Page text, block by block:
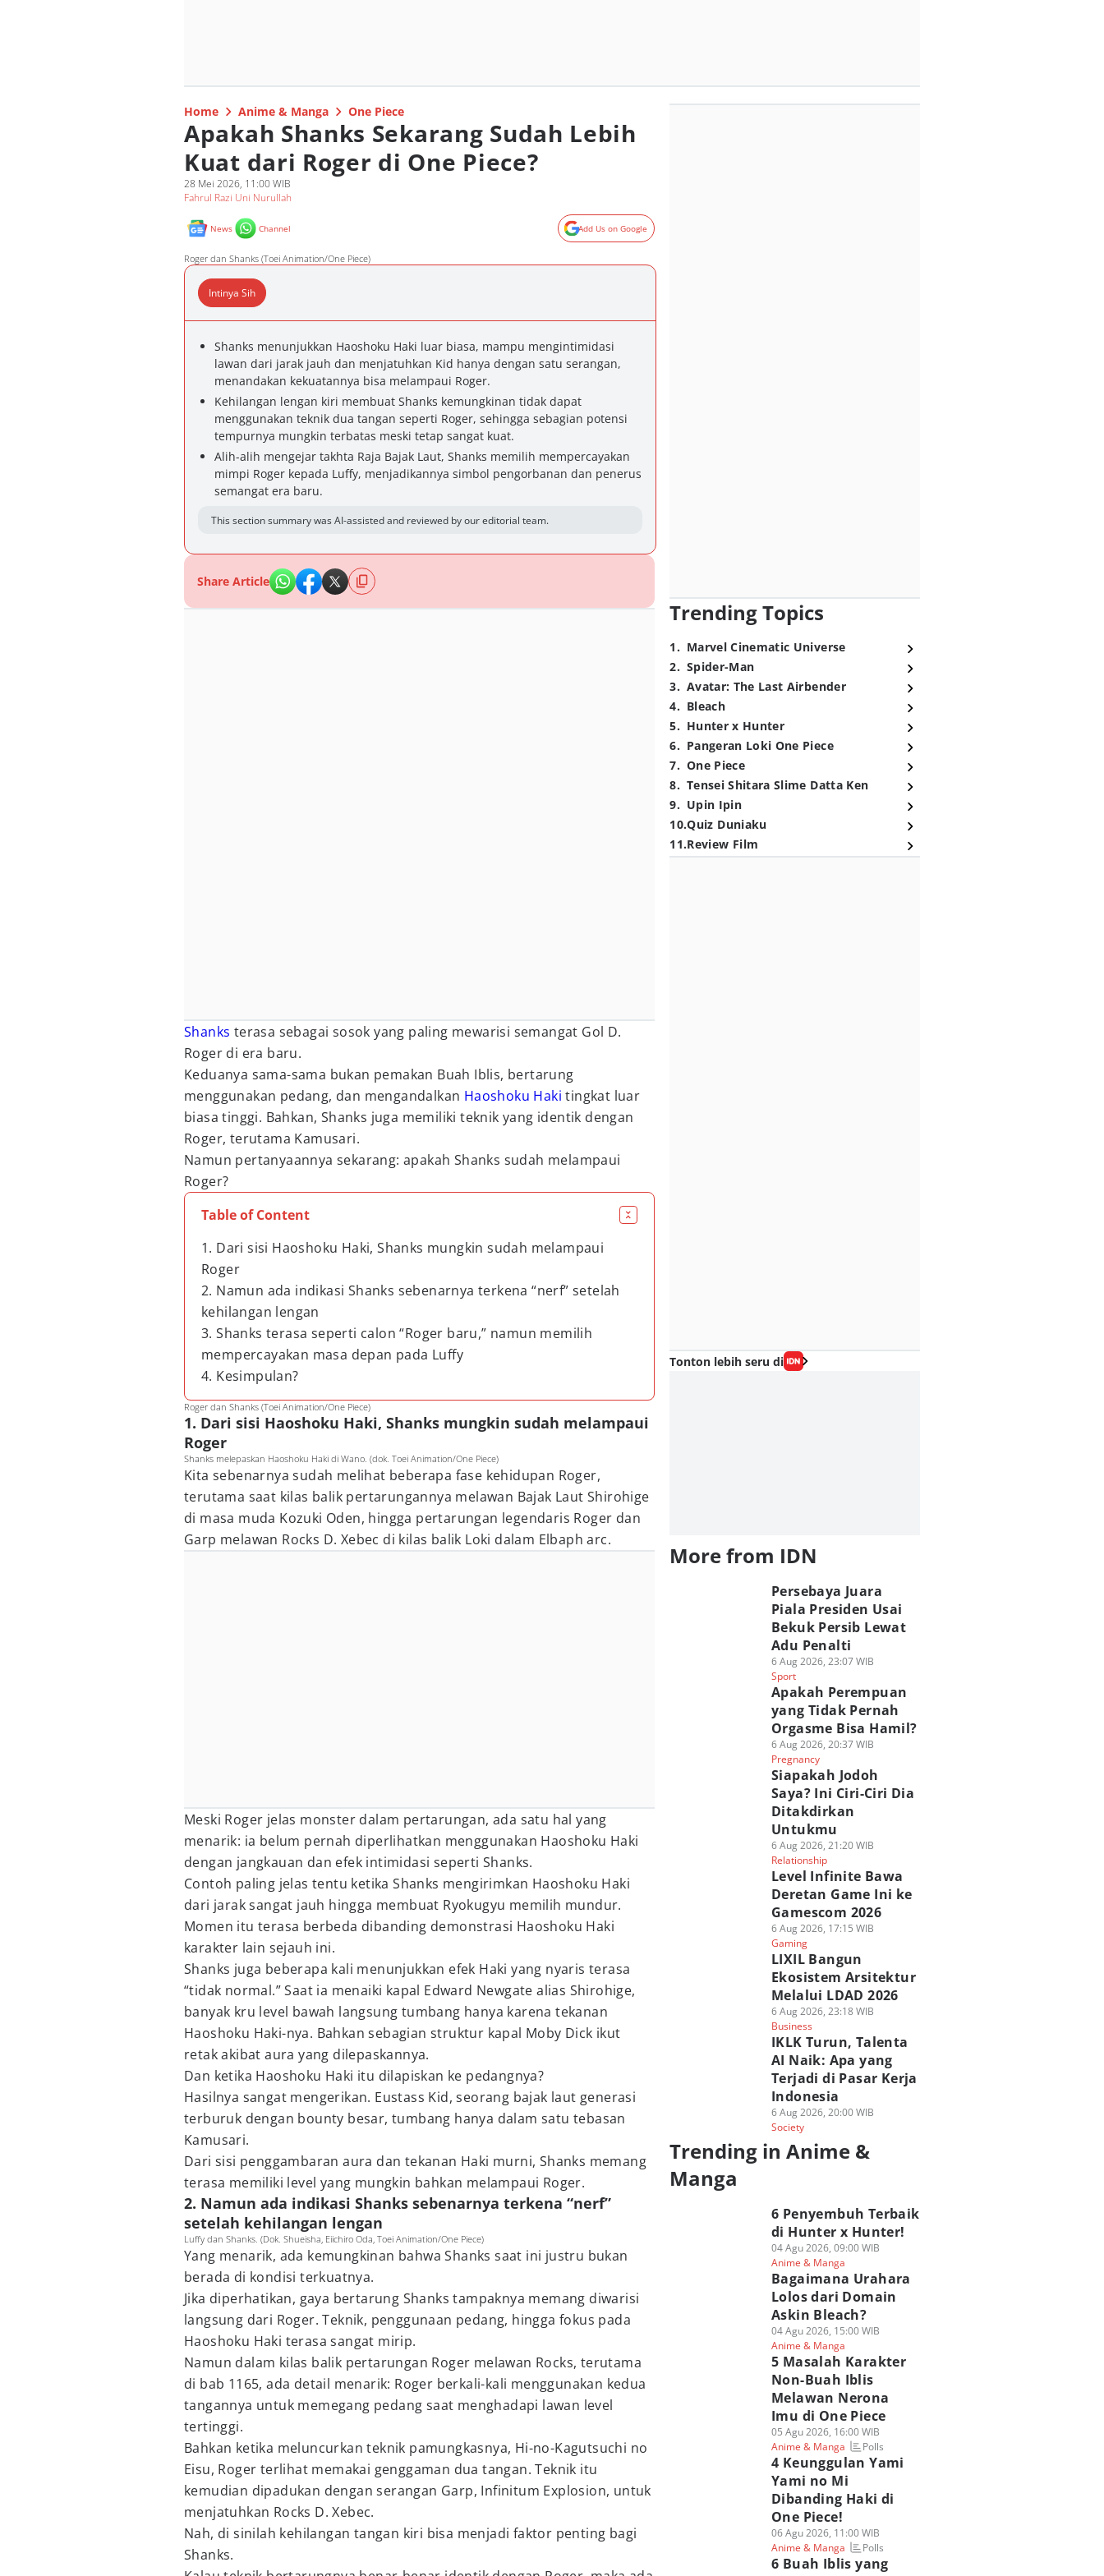
Home Anime & Manga One Piece
Apakah Shanks Sekarang Sudah Lebih
Kuat dari Roger di One Piece?
28 Mei 2026, 11:00 WIB
Fahrul Razi Uni Nurullah
News Channel Add Us on Google
Roger dan Shanks (Toei Animation/One Piece)
Intinya Sih
Shanks menunjukkan Haoshoku Haki luar biasa, mampu mengintimidasi
lawan dari jarak jauh dan menjatuhkan Kid hanya dengan satu serangan,
menandakan kekuatannya bisa melampaui Roger.
Kehilangan lengan kiri membuat Shanks kemungkinan tidak dapat
menggunakan teknik dua tangan seperti Roger, sehingga sebagian potensi
tempurnya mungkin terbatas meski tetap sangat kuat.
Alih-alih mengejar takhta Raja Bajak Laut, Shanks memilih mempercayakan
mimpi Roger kepada Luffy, menjadikannya simbol pengorbanan dan penerus
semangat era baru.
This section summary was AI-assisted and reviewed by our editorial team.
Share Article
Shanks terasa sebagai sosok yang paling mewarisi semangat Gol D.
Roger di era baru.
Keduanya sama-sama bukan pemakan Buah Iblis, bertarung
menggunakan pedang, dan mengandalkan Haoshoku Haki tingkat luar
biasa tinggi. Bahkan, Shanks juga memiliki teknik yang identik dengan
Roger, terutama Kamusari.
Namun pertanyaannya sekarang: apakah Shanks sudah melampaui
Roger?
Table of Content
1. Dari sisi Haoshoku Haki, Shanks mungkin sudah melampaui
Roger
2. Namun ada indikasi Shanks sebenarnya terkena “nerf” setelah
kehilangan lengan
3. Shanks terasa seperti calon “Roger baru,” namun memilih
mempercayakan masa depan pada Luffy
4. Kesimpulan?
Roger dan Shanks (Toei Animation/One Piece)
1. Dari sisi Haoshoku Haki, Shanks mungkin sudah melampaui
Roger
Shanks melepaskan Haoshoku Haki di Wano. (dok. Toei Animation/One Piece)
Kita sebenarnya sudah melihat beberapa fase kehidupan Roger,
terutama saat kilas balik pertarungannya melawan Bajak Laut Shirohige
di masa muda Kozuki Oden, hingga pertarungan legendaris Roger dan
Garp melawan Rocks D. Xebec di kilas balik Loki dalam Elbaph arc.
Meski Roger jelas monster dalam pertarungan, ada satu hal yang
menarik: ia belum pernah diperlihatkan menggunakan Haoshoku Haki
dengan jangkauan dan efek intimidasi seperti Shanks.
Contoh paling jelas tentu ketika Shanks mengirimkan Haoshoku Haki
dari jarak sangat jauh hingga membuat Ryokugyu memilih mundur.
Momen itu terasa berbeda dibanding demonstrasi Haoshoku Haki
karakter lain sejauh ini.
Shanks juga beberapa kali menunjukkan efek Haki yang nyaris terasa
“tidak normal.” Saat ia menaiki kapal Edward Newgate alias Shirohige,
banyak kru level bawah langsung tumbang hanya karena tekanan
Haoshoku Haki-nya. Bahkan sebagian struktur kapal Moby Dick ikut
retak akibat aura yang dilepaskannya.
Dan ketika Haoshoku Haki itu dilapiskan ke pedangnya?
Hasilnya sangat mengerikan. Eustass Kid, seorang bajak laut generasi
terburuk dengan bounty besar, tumbang hanya dalam satu tebasan
Kamusari.
Dari sisi penggambaran aura dan tekanan Haki murni, Shanks memang
terasa memiliki level yang mungkin bahkan melampaui Roger.
2. Namun ada indikasi Shanks sebenarnya terkena “nerf”
setelah kehilangan lengan
Luffy dan Shanks. (Dok. Shueisha, Eiichiro Oda, Toei Animation/One Piece)
Yang menarik, ada kemungkinan bahwa Shanks saat ini justru bukan
berada di kondisi terkuatnya.
Jika diperhatikan, gaya bertarung Shanks tampaknya memang diwarisi
langsung dari Roger. Teknik, penggunaan pedang, hingga fokus pada
Haoshoku Haki terasa sangat mirip.
Namun dalam kilas balik pertarungan Roger melawan Rocks, terutama
di bab 1165, ada detail menarik: Roger berkali-kali menggunakan kedua
tangannya untuk memegang pedang saat menghadapi lawan level
tertinggi.
Bahkan ketika meluncurkan teknik pamungkasnya, Hi-no-Kagutsuchi no
Eisu, Roger terlihat memakai genggaman dua tangan. Teknik itu
kemudian dipadukan dengan serangan Garp, Infinitum Explosion, untuk
menjatuhkan Rocks D. Xebec.
Nah, di sinilah kehilangan tangan kiri bisa menjadi faktor penting bagi
Shanks.
Trending Topics
1. Marvel Cinematic Universe
2. Spider-Man
3. Avatar: The Last Airbender
4. Bleach
5. Hunter x Hunter
6. Pangeran Loki One Piece
7. One Piece
8. Tensei Shitara Slime Datta Ken
9. Upin Ipin
10.Quiz Duniaku
11.Review Film
Tonton lebih seru di
More from IDN
Persebaya Juara
Piala Presiden Usai
Bekuk Persib Lewat
Adu Penalti
6 Aug 2026, 23:07 WIB
Sport
Apakah Perempuan
yang Tidak Pernah
Orgasme Bisa Hamil?
6 Aug 2026, 20:37 WIB
Pregnancy
Siapakah Jodoh
Saya? Ini Ciri-Ciri Dia
Ditakdirkan
Untukmu
6 Aug 2026, 21:20 WIB
Relationship
Level Infinite Bawa
Deretan Game Ini ke
Gamescom 2026
6 Aug 2026, 17:15 WIB
Gaming
LIXIL Bangun
Ekosistem Arsitektur
Melalui LDAD 2026
6 Aug 2026, 23:18 WIB
Business
IKLK Turun, Talenta
AI Naik: Apa yang
Terjadi di Pasar Kerja
Indonesia
6 Aug 2026, 20:00 WIB
Society
Trending in Anime &
Manga
6 Penyembuh Terbaik
di Hunter x Hunter!
04 Agu 2026, 09:00 WIB
Anime & Manga
Bagaimana Urahara
Lolos dari Domain
Askin Bleach?
04 Agu 2026, 15:00 WIB
Anime & Manga
5 Masalah Karakter
Non-Buah Iblis
Melawan Nerona
Imu di One Piece
05 Agu 2026, 16:00 WIB
Anime & Manga
Polls
4 Keunggulan Yami
Yami no Mi
Dibanding Haki di
One Piece!
06 Agu 2026, 11:00 WIB
Anime & Manga
Polls
6 Buah Iblis yang